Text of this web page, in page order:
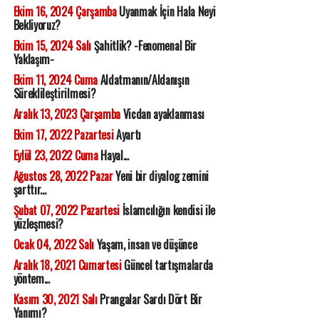
Ekim 16, 2024 ÇarşambaUyanmak İçin Hala Neyi
Bekliyoruz?
Ekim 15, 2024 SalıŞahitlik? -Fenomenal Bir
Yaklaşım-
Ekim 11, 2024 CumaAldatmanın/Aldanışın
Süreklileştirilmesi?
Aralık 13, 2023 ÇarşambaVicdan ayaklanması
Ekim 17, 2022 PazartesiAyartı
Eylül 23, 2022 CumaHayal...
Ağustos 28, 2022 PazarYeni bir diyalog zemini
şarttır...
Şubat 07, 2022 Pazartesiİslamcılığın kendisi ile
yüzleşmesi?
Ocak 04, 2022 SalıYaşam, insan ve düşünce
Aralık 18, 2021 CumartesiGüncel tartışmalarda
yöntem...
Kasım 30, 2021 SalıPrangalar Sardı Dört Bir
Yanımı?